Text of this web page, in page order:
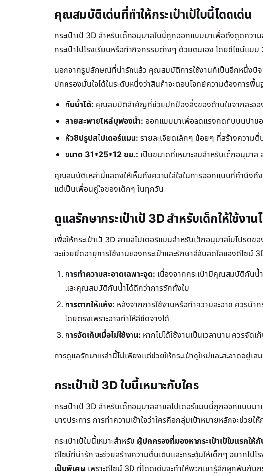
คุณสมบัติเด่นที่ทำให้กระเป๋าเป้ใบนี้โดดเด่น
กระเป๋าเป้ 3D สำหรับเด็กอนุบาลใบนี้ถูกออกแบบมาเพื่อดึงดูดคว
กระเป๋าไปโรงเรียนหรือทำกิจกรรมต่างๆ ด้วยตนเอง โดยดีไซน์แบ
นอกจากรูปลักษณ์ที่น่ารักแล้ว คุณสมบัติการใช้งานก็เป็นอีกหนึ่งปัจจั
ปกครองมั่นใจได้ในระดับหนึ่งว่าสินค้าจะตอบโจทย์ความต้องการพื้น
กันน้ำได้: คุณสมบัติสำคัญที่ช่วยปกป้องสิ่งของด้านในจากละอ
สายสะพายไหล่บุฟองน้ำ: ออกแบบมาเพื่อลดแรงกดทับบนบ่าขอ
หัวซิปรูปสไปเดอร์แมน: รายละเอียดเล็กๆ น้อยๆ ที่สร้างความตื่
ขนาด 31*25*12 ซม.: เป็นขนาดที่เหมาะสมสำหรับเด็กอนุบา
คุณสมบัติเหล่านี้แสดงให้เห็นถึงความใส่ใจในการออกแบบที่คำนึงถึ
แต่เป็นเพื่อนคู่ใจของเด็กๆ ในทุกวัน
ดูแลรักษากระเป๋าเป้ 3D สำหรับเด็กให้ใช้งาน
เพื่อให้กระเป๋าเป้ 3D ลายสไปเดอร์แมนสำหรับเด็กอนุบาลใบโปร
จะช่วยยืดอายุการใช้งานของกระเป๋าและรักษาสีสันสดใสของดีไซน์
การทำความสะอาดเฉพาะจุด: เนื่องจากกระเป๋ามีคุณสมบัติกันน้
และคุณสมบัติกันน้ำได้ดีกว่าการซักทั้งใบ
การตากให้แห้ง: หลังจากการใช้งานหรือทำความสะอาด ควรน
โดยตรงเพราะอาจทำให้สีซีดจางได้
การจัดเก็บเมื่อไม่ใช้งาน: หากไม่ได้ใช้งานเป็นเวลานาน ควรจั
การดูแลรักษาเหล่านี้ไม่เพียงแต่ช่วยให้กระเป๋าดูใหม่และสะอาดอ
กระเป๋าเป้ 3D ใบนี้เหมาะกับใคร
กระเป๋าเป้ 3D สำหรับเด็กอนุบาลลายสไปเดอร์แมนนี้ถูกออกแบบ
บางประการ การทำความเข้าใจว่าใครคือกลุ่มเป้าหมายหลักจะช่วยใ
กระเป๋าเป้ใบนี้เหมาะสำหรับ ผู้ปกครองที่มองหากระเป๋าเป้ใบแรกให้
ดีไซน์ที่น่ารัก จะช่วยสร้างความตื่นเต้นและกระตุ้นให้เด็กๆ อยากไป
เป็นพิเศษ เพราะดีไซน์ 3D ที่โดดเด่นจะทำให้พวกเขารู้สึกผูกพันกับ